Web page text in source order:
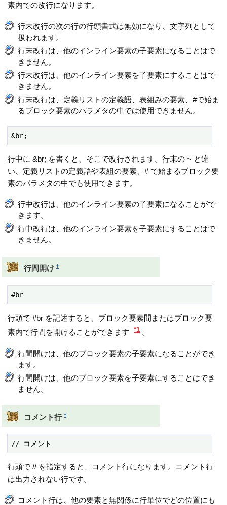
素内での改行になります。
行末改行の次の行の行頭書式は無効になり、文字列として
扱われます。
行末改行は、他のインライン要素の子要素になることはで
きません。
行末改行は、他のインライン要素を子要素にすることはで
きません。
行末改行は、定義リストの定義語、表組みの要素、#で始ま
るブロック要素のパラメタの中では使用できません。
&br;
行中に &br; を書くと、そこで改行されます。行末の ~ と違
い、定義リストの定義語や表組の要素、# で始まるブロック要
素のパラメタの中でも使用できます。
行中改行は、他のインライン要素の子要素になることがで
きます。
行中改行は、他のインライン要素を子要素にすることはで
きません。
行間開け †
#br
行頭で #br を記述すると、ブロック要素間またはブロック要
素内で行間を開けることができます
*1 。
行間開けは、他のブロック要素の子要素になることができ
ます。
行間開けは、他のブロック要素を子要素にすることはでき
ません。
コメント行 †
// コメント
行頭で // を指定すると、コメント行になります。コメント行
は出力されない行です。
コメント行は、他の要素と無関係に行単位でどの位置にも